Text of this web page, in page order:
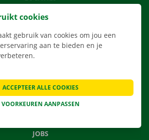
APP
VEELGESTELDE VRAGEN
NIEUWS
JOBS
cookies
gebruik van cookies om jou een
aan te bieden en je
VOORKEUREN AANPASSEN
ACCEPTEER ALLE COOKIES